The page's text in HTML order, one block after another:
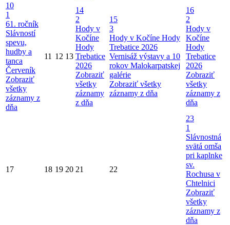
10
1
61. ročník
Slávností
spevu,
hudby a
tanca
Červeník
Zobraziť
všetky
záznamy z
dňa
11 12 13
14
2
Hody v
Kočíne
Hody
Trebatice
2026
Zobraziť
všetky
záznamy
z dňa
15
3
Hody v Kočíne Hody
Trebatice 2026
Vernisáž výstavy a 10
rokov Malokarpatskej
galérie
Zobraziť všetky
záznamy z dňa
16
2
Hody v
Kočíne
Hody
Trebatice
2026
Zobraziť
všetky
záznamy z
dňa
17 18 19 20 21 22
23
1
Slávnostná
svätá omša
pri kaplnke
sv.
Rochusa v
Chtelnici
Zobraziť
všetky
záznamy z
dňa